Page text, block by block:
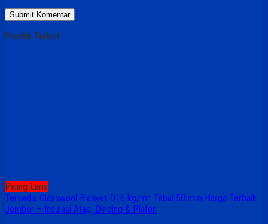
Produk Terkait
Paling Laris
Tersedia Glasswool Blanket D16 kg/m³ Tebal 50 mm Harga Terbaik
Jember – Insulasi Atap, Dinding & Plafon